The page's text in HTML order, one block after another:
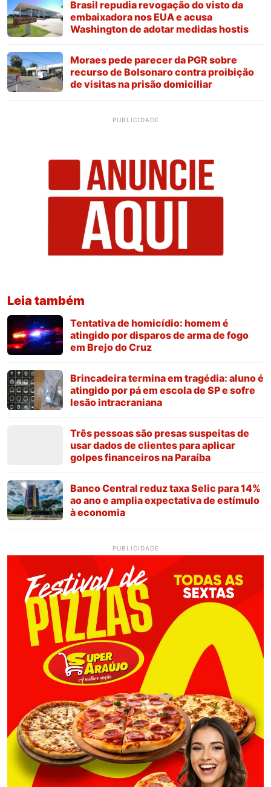
Brasil repudia revogação do visto da
embaixadora nos EUA e acusa
Washington de adotar medidas hostis
Moraes pede parecer da PGR sobre
recurso de Bolsonaro contra proibição
de visitas na prisão domiciliar
PUBLICIDADE
Leia também
Tentativa de homicídio: homem é
atingido por disparos de arma de fogo
em Brejo do Cruz
Brincadeira termina em tragédia: aluno é
atingido por pá em escola de SP e sofre
lesão intracraniana
Três pessoas são presas suspeitas de
usar dados de clientes para aplicar
golpes financeiros na Paraíba
Banco Central reduz taxa Selic para 14%
ao ano e amplia expectativa de estímulo
à economia
PUBLICIDADE